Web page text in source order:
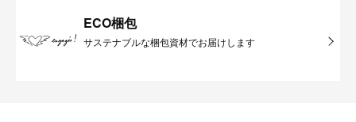
ECO梱包
サステナブルな梱包資材でお届けします